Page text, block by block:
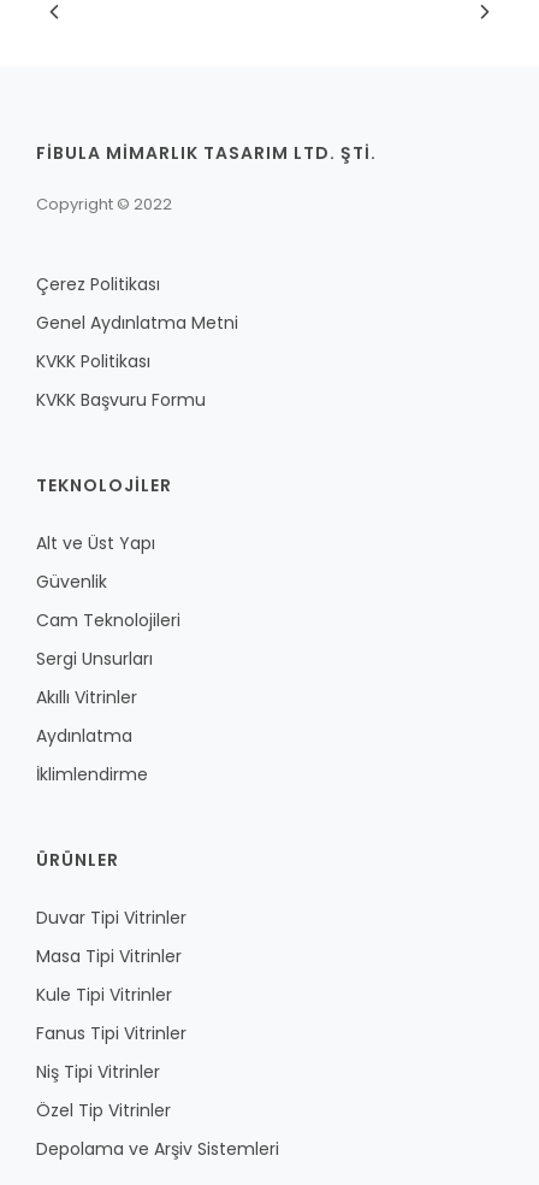
FİBULA MİMARLIK TASARIM LTD. ŞTİ.
Copyright © 2022
Çerez Politikası
Genel Aydınlatma Metni
KVKK Politikası
KVKK Başvuru Formu
TEKNOLOJILER
Alt ve Üst Yapı
Güvenlik
Cam Teknolojileri
Sergi Unsurları
Akıllı Vitrinler
Aydınlatma
İklimlendirme
ÜRÜNLER
Duvar Tipi Vitrinler
Masa Tipi Vitrinler
Kule Tipi Vitrinler
Fanus Tipi Vitrinler
Niş Tipi Vitrinler
Özel Tip Vitrinler
Depolama ve Arşiv Sistemleri